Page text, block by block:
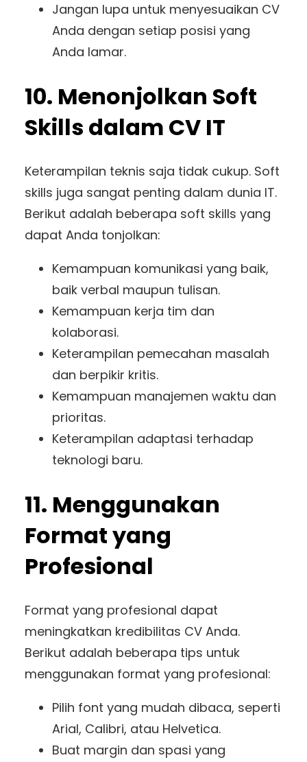
Jangan lupa untuk menyesuaikan CV
Anda dengan setiap posisi yang
Anda lamar.
10. Menonjolkan Soft
Skills dalam CV IT
Keterampilan teknis saja tidak cukup. Soft
skills juga sangat penting dalam dunia IT.
Berikut adalah beberapa soft skills yang
dapat Anda tonjolkan:
Kemampuan komunikasi yang baik,
baik verbal maupun tulisan.
Kemampuan kerja tim dan
kolaborasi.
Keterampilan pemecahan masalah
dan berpikir kritis.
Kemampuan manajemen waktu dan
prioritas.
Keterampilan adaptasi terhadap
teknologi baru.
11. Menggunakan
Format yang
Profesional
Format yang profesional dapat
meningkatkan kredibilitas CV Anda.
Berikut adalah beberapa tips untuk
menggunakan format yang profesional:
Pilih font yang mudah dibaca, seperti
Arial, Calibri, atau Helvetica.
Buat margin dan spasi yang